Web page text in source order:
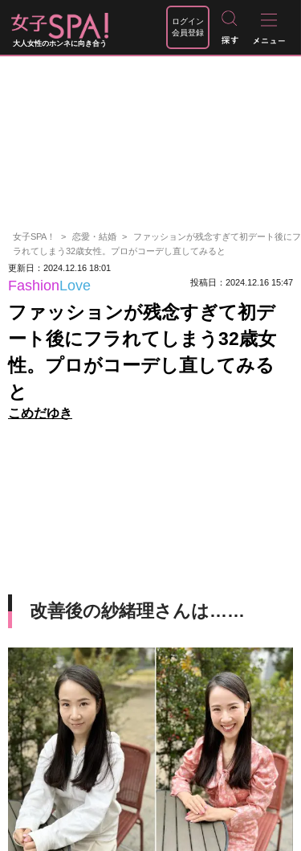
大人女性のホンネに向き合う
ログイン
会員登録
女子SPA！ 恋愛・結婚
ファッションが残念すぎて初デート後にフ
ラれてしまう32歳女性。プロがコーデし直してみると
更新日：2024.12.16 18:01
FashionLove 投稿日：2024.12.16 15:47
ファッションが残念すぎて初デ
ート後にフラれてしまう32歳女
性。プロがコーデし直してみる
と
こめだゆき
改善後の紗緒理さんは……